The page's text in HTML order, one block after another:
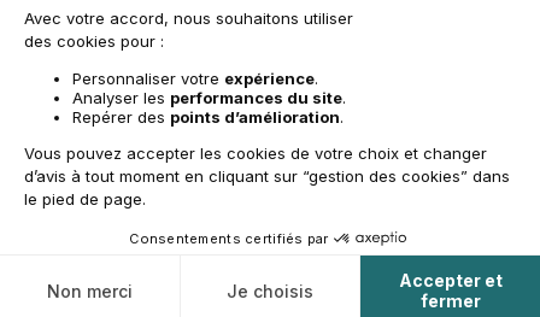
Mentions légales & CGU
Conditions générales de venteDonnées personnelles
AccessibilitéPlan du site
BE-FR | €